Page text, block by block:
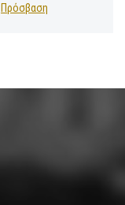
Πρόσβαση